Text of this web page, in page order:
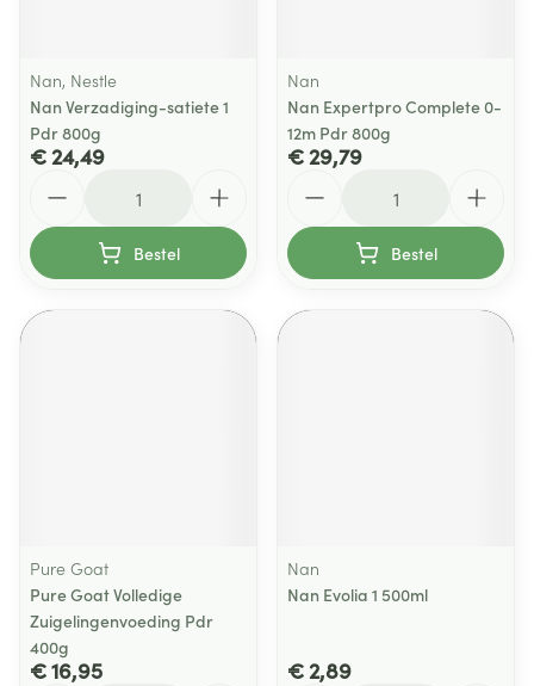
Nan, Nestle
Nan Verzadiging-satiete 1
Pdr 800g
€ 24,49
Bestel
Nan
Nan Expertpro Complete 0-
12m Pdr 800g
€ 29,79
Bestel
Pure Goat
Pure Goat Volledige
Zuigelingenvoeding Pdr
400g
€ 16,95
Nan
Nan Evolia 1 500ml
€ 2,89